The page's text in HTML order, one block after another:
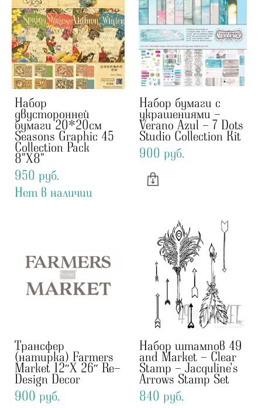
Набор
двусторонней
бумаги 20*20см
Seasons Graphic 45
Collection Pack
8"X8"
950 pуб.
Нет в наличии
Набор бумаги с
украшениями -
Verano Azul - 7 Dots
Studio Collection Kit
900 pуб.
Трансфер
(натирка) Farmers
Market 12″X 26″ Re-
Design Decor
900 pуб.
Набор штампов 49
and Market - Clear
Stamp - Jacquline's
Arrows Stamp Set
840 pуб.